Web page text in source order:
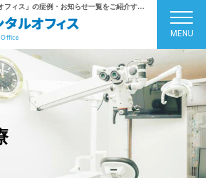
立川の歯医者「立川北デンタルオフィス」の症例・お知らせ一覧をご紹介するページです
MENU